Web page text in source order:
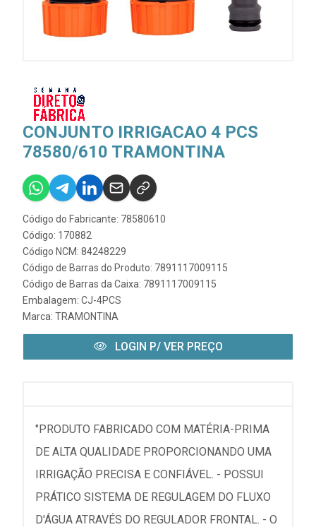
CONJUNTO IRRIGACAO 4 PCS
78580/610 TRAMONTINA
Código do Fabricante: 78580610
Código: 170882
Código NCM: 84248229
Código de Barras do Produto: 7891117009115
Código de Barras da Caixa: 7891117009115
Embalagem: CJ-4PCS
Marca: TRAMONTINA
LOGIN P/ VER PREÇO
"PRODUTO FABRICADO COM MATÉRIA-PRIMA
DE ALTA QUALIDADE PROPORCIONANDO UMA
IRRIGAÇÃO PRECISA E CONFIÁVEL. - POSSUI
PRÁTICO SISTEMA DE REGULAGEM DO FLUXO
D'ÁGUA ATRAVÉS DO REGULADOR FRONTAL. - O